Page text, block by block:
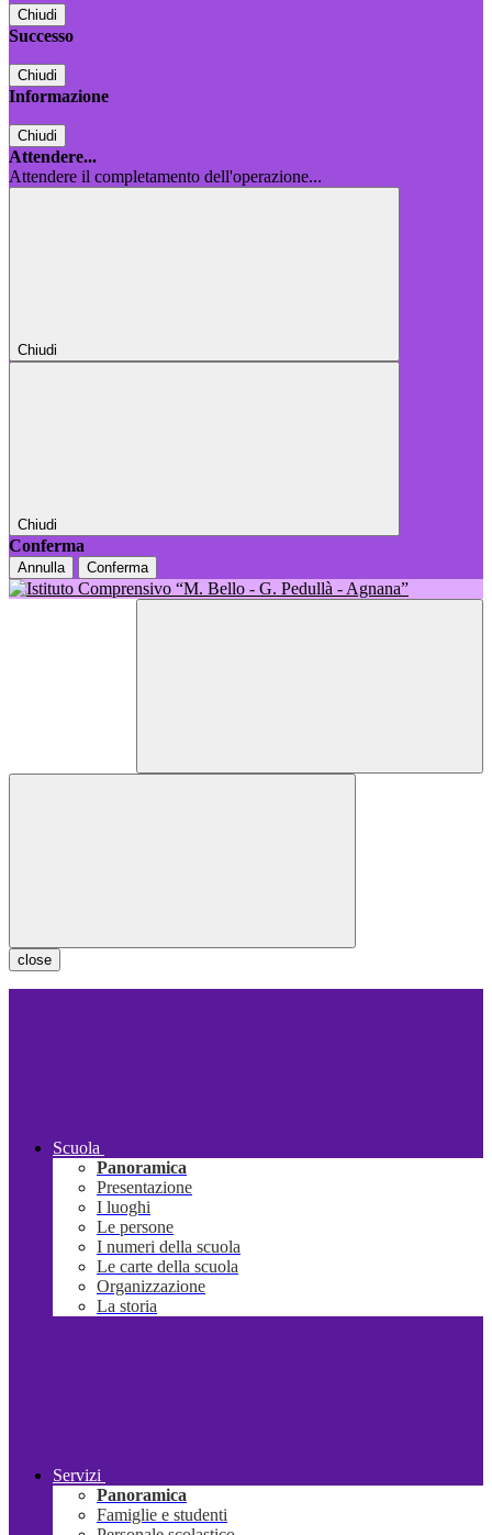
Chiudi
Successo
Chiudi
Informazione
Chiudi
Attendere...
Attendere il completamento dell'operazione...
Chiudi
Chiudi
Conferma
Annulla Conferma
close
Scuola
Panoramica
Presentazione
I luoghi
Le persone
I numeri della scuola
Le carte della scuola
Organizzazione
La storia
Servizi
Panoramica
Famiglie e studenti